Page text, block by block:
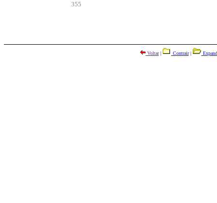
355
Voltar| Contrair|